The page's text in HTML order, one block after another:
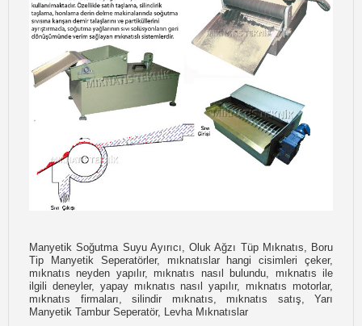
Manyetik Soğutma Suyu Ayırıcı, Oluk Ağzı Tüp Mıknatıs, Boru
Tip Manyetik Seperatörler, mıknatıslar hangi cisimleri çeker,
mıknatıs neyden yapılır, mıknatıs nasıl bulundu, mıknatıs ile
ilgili deneyler, yapay mıknatıs nasıl yapılır, mıknatıs motorlar,
mıknatıs firmaları, silindir mıknatıs, mıknatıs satış, Yarı
Manyetik Tambur Seperatör, Levha Mıknatıslar